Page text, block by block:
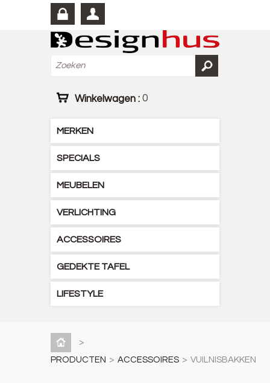
Winkelwagen : 0
MERKEN
SPECIALS
MEUBELEN
VERLICHTING
ACCESSOIRES
GEDEKTE TAFEL
LIFESTYLE
>
PRODUCTEN > ACCESSOIRES > VUILNISBAKKEN